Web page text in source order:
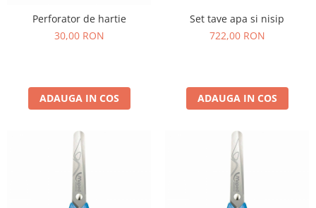
Perforator de hartie
30,00 RON
ADAUGA IN COS
Set tave apa si nisip
722,00 RON
ADAUGA IN COS